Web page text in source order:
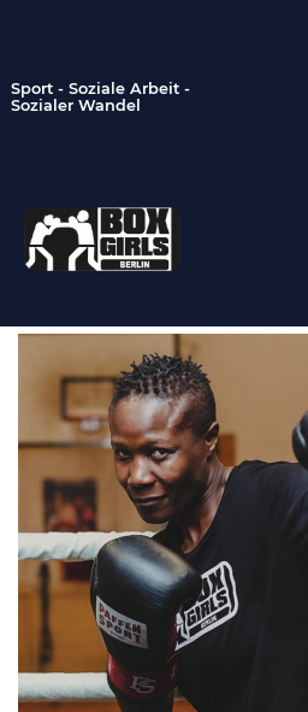
Sport - Soziale Arbeit -
Sozialer Wandel
Hauptnavigation